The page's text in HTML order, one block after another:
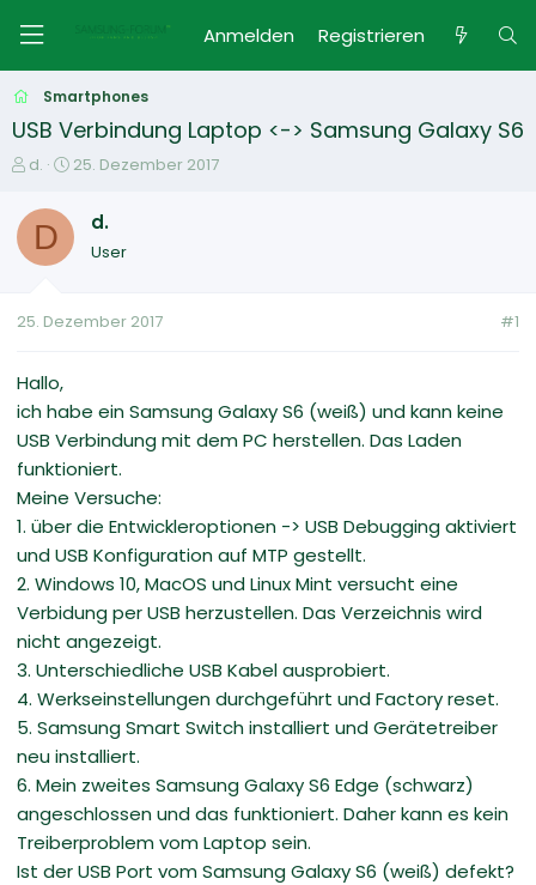
Anmelden Registrieren
Smartphones
USB Verbindung Laptop <-> Samsung Galaxy S6
E
s
e
e
d.
E
t
t
25. Dezember 2017
D d.
User
25. Dezember 2017 #1
Hallo,
ich habe ein Samsung Galaxy S6 (weiß) und kann keine
USB Verbindung mit dem PC herstellen. Das Laden
funktioniert.
Meine Versuche:
1. über die Entwickleroptionen -> USB Debugging aktiviert
und USB Konfiguration auf MTP gestellt.
2. Windows 10, MacOS und Linux Mint versucht eine
Verbidung per USB herzustellen. Das Verzeichnis wird
nicht angezeigt.
3. Unterschiedliche USB Kabel ausprobiert.
4. Werkseinstellungen durchgeführt und Factory reset.
5. Samsung Smart Switch installiert und Gerätetreiber
neu installiert.
6. Mein zweites Samsung Galaxy S6 Edge (schwarz)
angeschlossen und das funktioniert. Daher kann es kein
Treiberproblem vom Laptop sein.
Ist der USB Port vom Samsung Galaxy S6 (weiß) defekt?